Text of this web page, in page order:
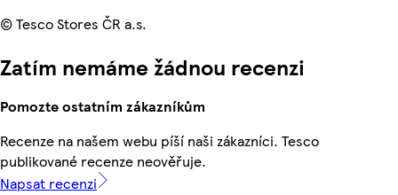
© Tesco Stores ČR a.s.
Zatím nemáme žádnou recenzi
Pomozte ostatním zákazníkům
Recenze na našem webu píší naši zákazníci. Tesco
publikované recenze neověřuje.
Napsat recenzi